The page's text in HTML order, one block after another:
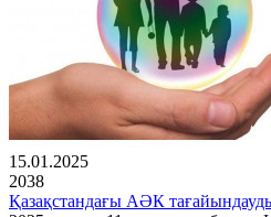
15.01.2025
2038
Қазақстандағы АӘК